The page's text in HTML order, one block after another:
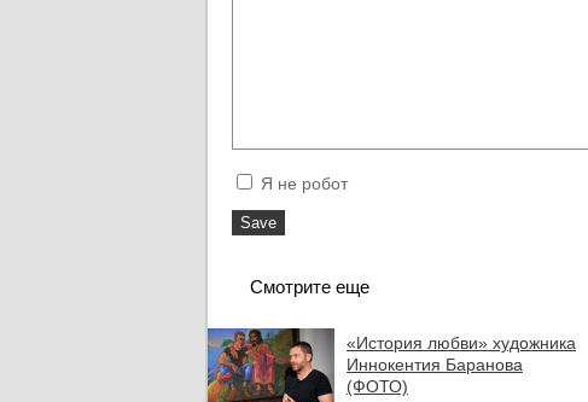
Я не робот
Смотрите еще
«История любви» художника
Иннокентия Баранова
(ФОТО)